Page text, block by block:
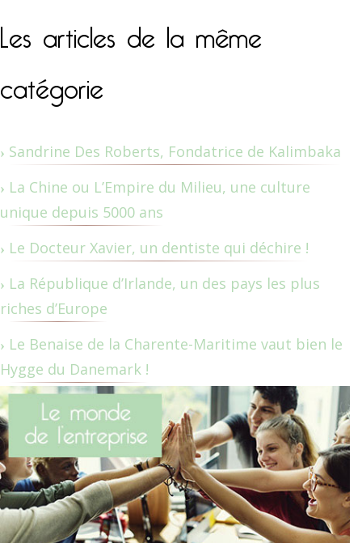
Les articles de la même
catégorie
Sandrine Des Roberts, Fondatrice de Kalimbaka
La Chine ou L’Empire du Milieu, une culture
unique depuis 5000 ans
Le Docteur Xavier, un dentiste qui déchire !
La République d’Irlande, un des pays les plus
riches d’Europe
Le Benaise de la Charente-Maritime vaut bien le
Hygge du Danemark !